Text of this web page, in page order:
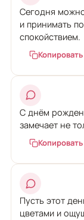
Сегодня
и принимать
спокойствием.
Копировать
С днём
замечает не
Копировать
Пусть этот
цветами и